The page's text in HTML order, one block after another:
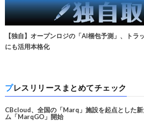
【独自】オープンロジの「AI梱包予測」、トラ
にも活用本格化
プレスリリースまとめてチェック
CBcloud、全国の「Marq」施設を起点とした
ム「MarqGO」開始